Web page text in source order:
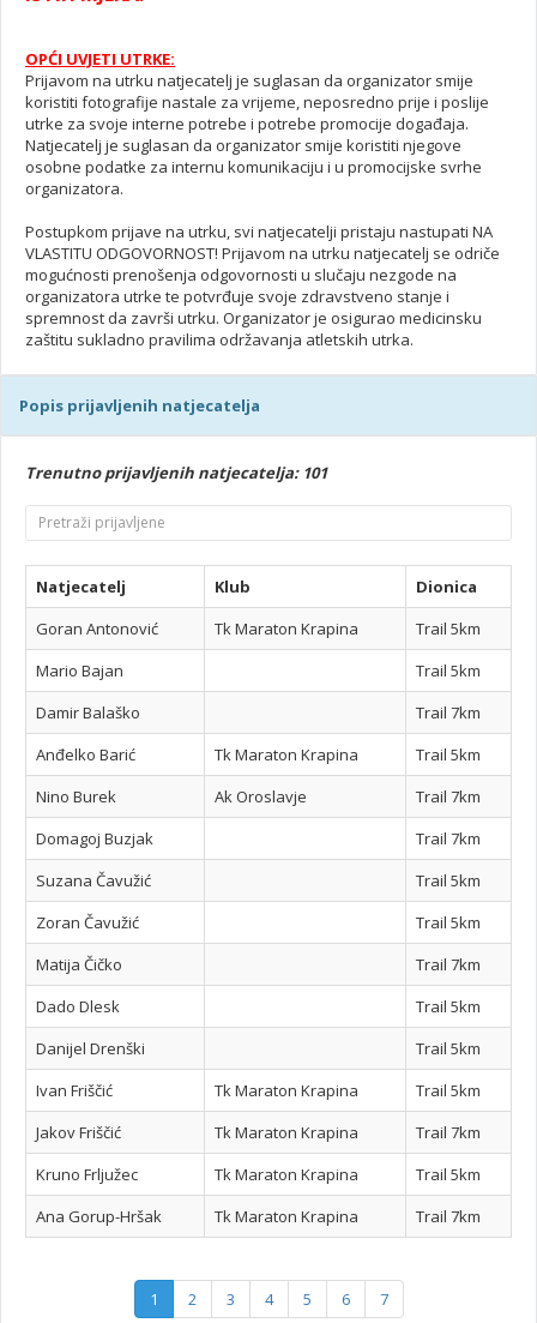
OPĆI UVJETI UTRKE:
Prijavom na utrku natjecatelj je suglasan da organizator smije
koristiti fotografije nastale za vrijeme, neposredno prije i poslije
utrke za svoje interne potrebe i potrebe promocije događaja.
Natjecatelj je suglasan da organizator smije koristiti njegove
osobne podatke za internu komunikaciju i u promocijske svrhe
organizatora.
Postupkom prijave na utrku, svi natjecatelji pristaju nastupati NA
VLASTITU ODGOVORNOST! Prijavom na utrku natjecatelj se odriče
mogućnosti prenošenja odgovornosti u slučaju nezgode na
organizatora utrke te potvrđuje svoje zdravstveno stanje i
spremnost da završi utrku. Organizator je osigurao medicinsku
zaštitu sukladno pravilima održavanja atletskih utrka.
Popis prijavljenih natjecatelja
Trenutno prijavljenih natjecatelja: 101
Natjecatelj Klub
Dionica
Goran Antonović
Tk Maraton Krapina
Trail 5km
Mario Bajan
Trail 5km
Damir Balaško
Trail 7km
Anđelko Barić
Tk Maraton Krapina
Trail 5km
Nino Burek
Ak Oroslavje
Trail 7km
Domagoj Buzjak
Trail 7km
Suzana Čavužić
Trail 5km
Zoran Čavužić
Trail 5km
Matija Čičko
Trail 7km
Dado Dlesk
Trail 5km
Danijel Drenški
Trail 5km
Ivan Friščić
Tk Maraton Krapina
Trail 5km
Jakov Friščić
Tk Maraton Krapina
Trail 7km
Kruno Frljužec
Tk Maraton Krapina
Trail 5km
Ana Gorup-Hršak
Tk Maraton Krapina Trail 7km
1 2 3 4 5 6 7